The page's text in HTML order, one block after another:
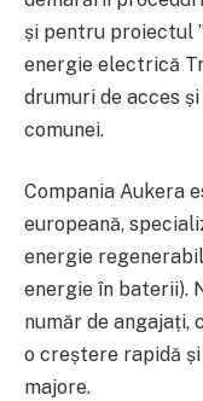
și pentru proiectul
energie electrică
drumuri de acces
comunei.
Compania Aukera
europeană,
energie
energie în baterii).
număr de angajați,
o creștere rapidă
majore.